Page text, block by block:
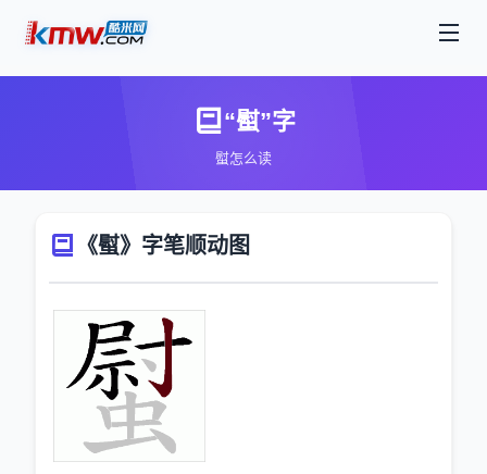
“螱”字
螱怎么读
《螱》字笔顺动图